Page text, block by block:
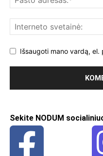
Išsaugoti mano vardą, el.
Sekite NODUM